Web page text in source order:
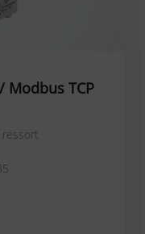
Modbus TCP
ressort